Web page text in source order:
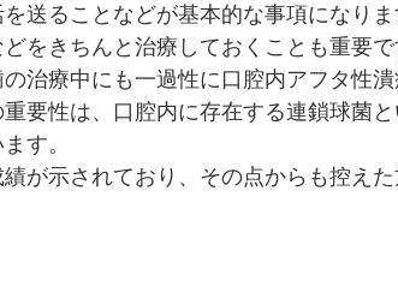
送ることなどが基本的な事項になりま
をきちんと治療しておくことも重要
治療中にも一過性に口腔内アフタ性
要性は、口腔内に存在する連鎖球菌
す。
が示されており、その点からも控え